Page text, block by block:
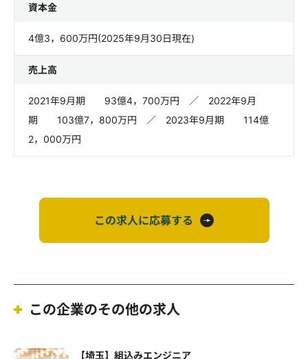
資本金
4億3，600万円(2025年9月30日現在)
売上高
2021年9月期 93億4，700万円 ／ 2022年9月
期 103億7，800万円 ／ 2023年9月期 114億
2，000万円
この求人に応募する
この企業のその他の求人
【埼玉】組込みエンジニア